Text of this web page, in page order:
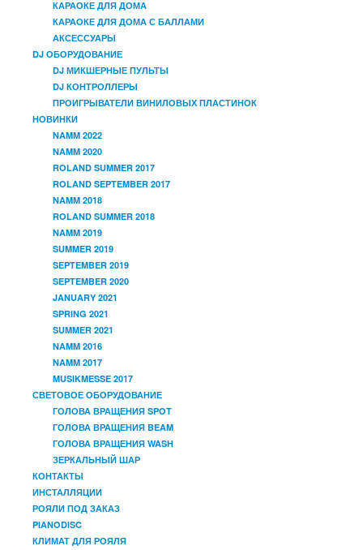
КАРАОКЕ ДЛЯ ДОМА
КАРАОКЕ ДЛЯ ДОМА С БАЛЛАМИ
АКСЕССУАРЫ
DJ ОБОРУДОВАНИЕ
DJ МИКШЕРНЫЕ ПУЛЬТЫ
DJ КОНТРОЛЛЕРЫ
ПРОИГРЫВАТЕЛИ ВИНИЛОВЫХ ПЛАСТИНОК
НОВИНКИ
NAMM 2022
NAMM 2020
ROLAND SUMMER 2017
ROLAND SEPTEMBER 2017
NAMM 2018
ROLAND SUMMER 2018
NAMM 2019
SUMMER 2019
SEPTEMBER 2019
SEPTEMBER 2020
JANUARY 2021
SPRING 2021
SUMMER 2021
NAMM 2016
NAMM 2017
MUSIKMESSE 2017
СВЕТОВОЕ ОБОРУДОВАНИЕ
ГОЛОВА ВРАЩЕНИЯ SPOT
ГОЛОВА ВРАЩЕНИЯ BEAM
ГОЛОВА ВРАЩЕНИЯ WASH
ЗЕРКАЛЬНЫЙ ШАР
КОНТАКТЫ
ИНСТАЛЛЯЦИИ
РОЯЛИ ПОД ЗАКАЗ
PIANODISC
КЛИМАТ ДЛЯ РОЯЛЯ